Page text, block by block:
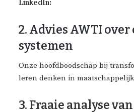
LinkedIn:
2. Advies AWTI
systemen
Onze hoofdboodschap bij
leren denken in
3. Fraaie analyse